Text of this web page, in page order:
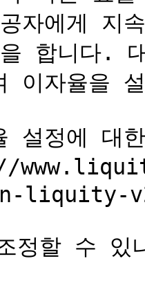
자에게 지
합니다.
이자율을
설정에 대
in-liquity-
정할 수 있